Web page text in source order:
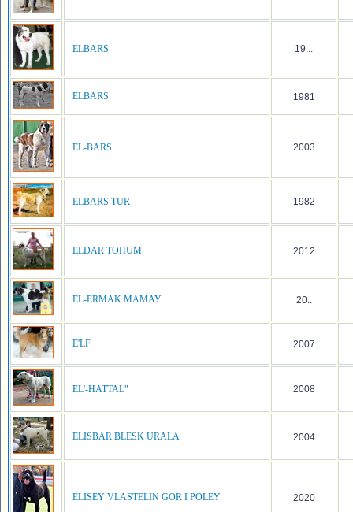
ELBARS 19...
ELBARS 1981
EL-BARS 2003
ELBARS TUR 1982
ELDAR TOHUM 2012
EL-ERMAK MAMAY 20..
E'LF 2007
EL'-HATTAL" 2008
ELISBAR BLESK URALA 2004
ELISEY VLASTELIN GOR I POLEY 2020